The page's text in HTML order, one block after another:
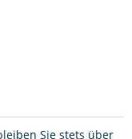
Sie stets über